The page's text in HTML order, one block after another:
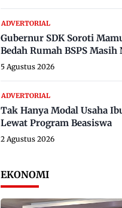
ADVERTORIAL
Gubernur SDK Soroti
Bedah Rumah BSPS Masih
5 Agustus 2026
ADVERTORIAL
Tak Hanya Modal Usaha
Lewat Program Beasiswa
2 Agustus 2026
EKONOMI